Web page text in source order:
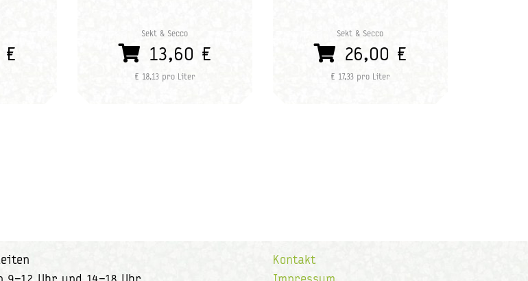
€
Sekt & Secco
13,60 €
€ 18,13 pro Liter
Sekt & Secco
26,00 €
€ 17,33 pro Liter
Kontakt